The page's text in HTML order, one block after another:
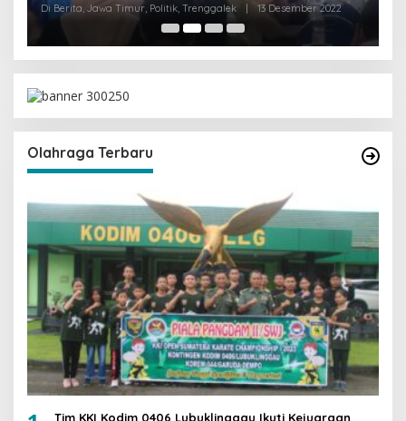
Di Berita, Jawa Timur, Politik, Trenggalek | 13 Desember 2022
Olahraga Terbaru
Tim KKI Kodim 0406 Lubuklinggau Ikuti Kejuaraan